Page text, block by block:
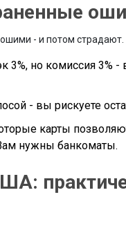
- и потом страдают.
3%, но комиссия 3% -
- вы рискуете
карты
нужны банкоматы.